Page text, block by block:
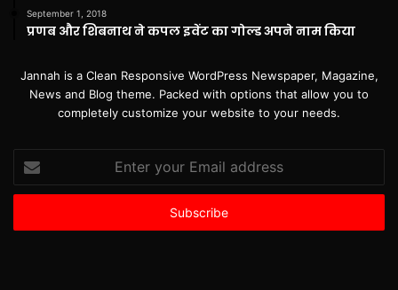
September 1, 2018
प्रणब और शिबनाथ ने कपल इवेंट का गोल्ड अपने नाम किया
Jannah is a Clean Responsive WordPress Newspaper, Magazine,
News and Blog theme. Packed with options that allow you to
completely customize your website to your needs.
your
Email